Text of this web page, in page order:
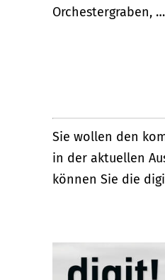
Orchestergraben, …
Sie wollen den
in der aktuellen
können Sie die